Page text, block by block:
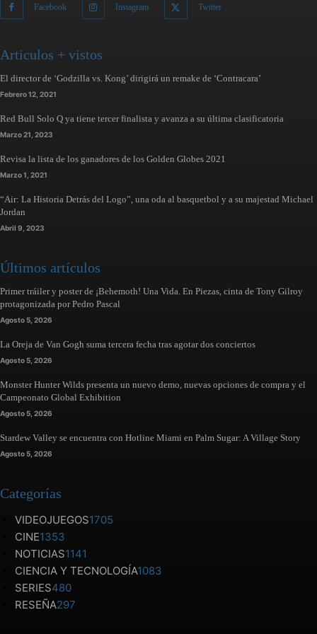
Facebook Instagram Twitter
Articulos + vistos
El director de ‘Godzilla vs. Kong’ dirigirá un remake de ‘Contracara’
Febrero 12, 2021
Red Bull Solo Q ya tiene tercer finalista y avanza a su última clasificatoria
Marzo 21, 2023
Revisa la lista de los ganadores de los Golden Globes 2021
Marzo 1, 2021
“Air: La Historia Detrás del Logo”, una oda al basquetbol y a su majestad Michael
Jordan
Abril 9, 2023
Últimos artículos
Primer tráiler y poster de ¡Behemoth! Una Vida. En Piezas, cinta de Tony Gilroy
protagonizada por Pedro Pascal
Agosto 5, 2026
La Oreja de Van Gogh suma tercera fecha tras agotar dos conciertos
Agosto 5, 2026
Monster Hunter Wilds presenta un nuevo demo, nuevas opciones de compra y el
Campeonato Global Exhibition
Agosto 5, 2026
Stardew Valley se encuentra con Hotline Miami en Palm Sugar: A Village Story
Agosto 5, 2026
Categorías
VIDEOJUEGOS1705
CINE1353
NOTICIAS1141
CIENCIA Y TECNOLOGÍA1083
SERIES480
RESEÑA297